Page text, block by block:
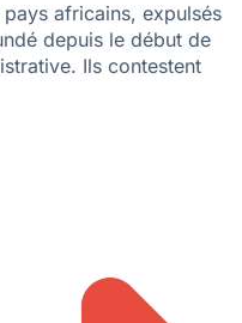
africains, expulsés
depuis le début de
Ils contestent